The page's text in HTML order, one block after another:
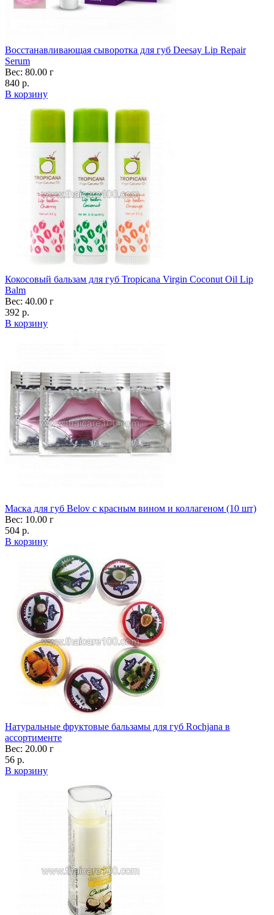
Восстанавливающая сыворотка для губ Deesay Lip Repair
Serum
Вес: 80.00 г
840 р.
В корзину
Кокосовый бальзам для губ Tropicana Virgin Coconut Oil Lip
Balm
Вес: 40.00 г
392 р.
В корзину
Маска для губ Belov с красным вином и коллагеном (10 шт)
Вес: 10.00 г
504 р.
В корзину
Натуральные фруктовые бальзамы для губ Rochjana в
ассортименте
Вес: 20.00 г
56 р.
В корзину